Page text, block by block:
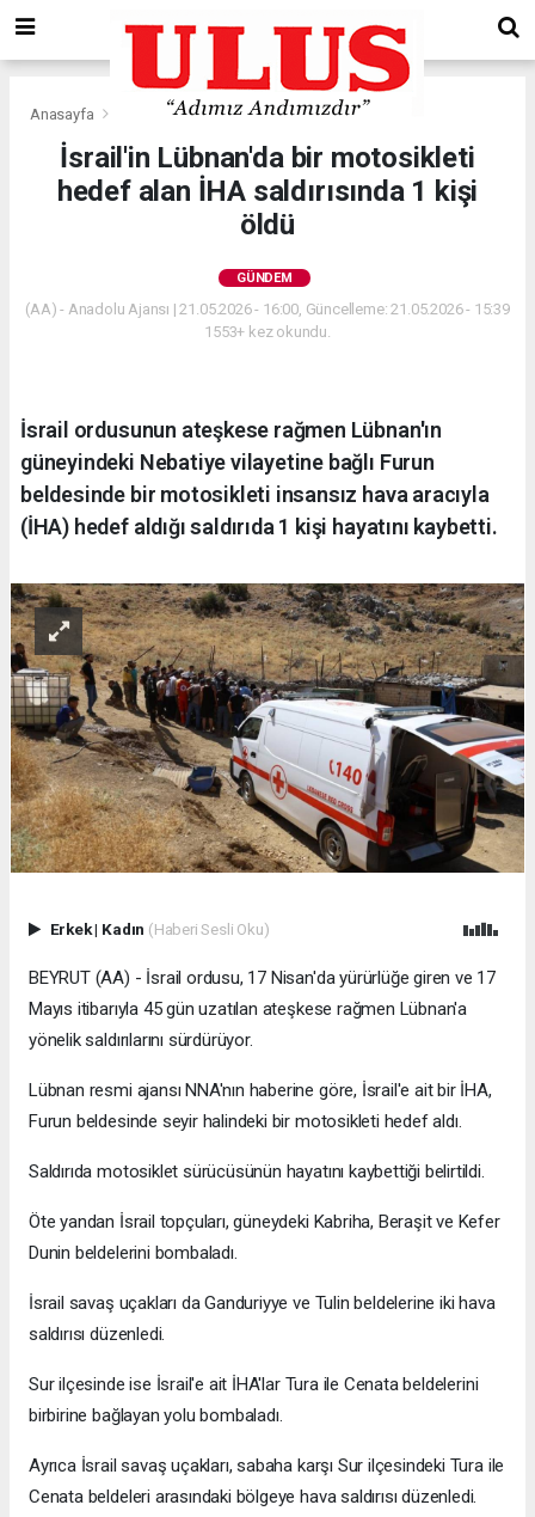
Anasayfa Gündem
İsrail'in Lübnan'da bir motosikleti
hedef alan İHA saldırısında 1 kişi
öldü
GÜNDEM
(AA) - Anadolu Ajansı | 21.05.2026 - 16:00, Güncelleme: 21.05.2026 - 15:39
1553+ kez okundu.
İsrail ordusunun ateşkese rağmen Lübnan'ın
güneyindeki Nebatiye vilayetine bağlı Furun
beldesinde bir motosikleti insansız hava aracıyla
(İHA) hedef aldığı saldırıda 1 kişi hayatını kaybetti.
Erkek| Kadın (Haberi Sesli Oku)
BEYRUT (AA) - İsrail ordusu, 17 Nisan'da yürürlüğe giren ve 17
Mayıs itibarıyla 45 gün uzatılan ateşkese rağmen Lübnan'a
yönelik saldırılarını sürdürüyor.
Lübnan resmi ajansı NNA'nın haberine göre, İsrail'e ait bir İHA,
Furun beldesinde seyir halindeki bir motosikleti hedef aldı.
Saldırıda motosiklet sürücüsünün hayatını kaybettiği belirtildi.
Öte yandan İsrail topçuları, güneydeki Kabriha, Beraşit ve Kefer
Dunin beldelerini bombaladı.
İsrail savaş uçakları da Ganduriyye ve Tulin beldelerine iki hava
saldırısı düzenledi.
Sur ilçesinde ise İsrail'e ait İHA'lar Tura ile Cenata beldelerini
birbirine bağlayan yolu bombaladı.
Ayrıca İsrail savaş uçakları, sabaha karşı Sur ilçesindeki Tura ile
Cenata beldeleri arasındaki bölgeye hava saldırısı düzenledi.